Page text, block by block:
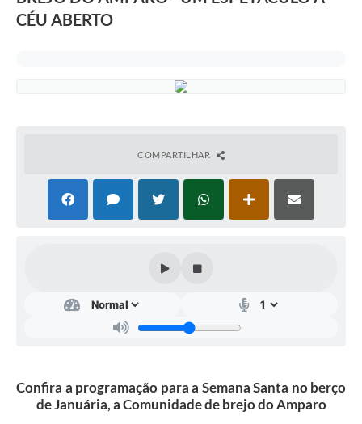
Carta de Serviços
Ouvidoria
Diário Oficial
CÉU ABERTO
COMPARTILHAR
Confira a programação para a Semana Santa no berço
de Januária, a Comunidade de brejo do Amparo